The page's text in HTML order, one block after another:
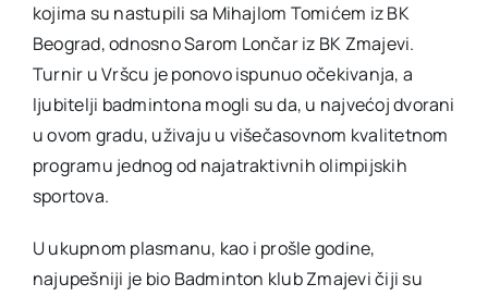
kojima su nastupili sa Mihajlom Tomićem iz BK
Beograd, odnosno Sarom Lončar iz BK Zmajevi.
Turnir u Vršcu je ponovo ispunuo očekivanja, a
ljubitelji badmintona mogli su da, u najvećoj dvorani
u ovom gradu, uživaju u višečasovnom kvalitetnom
programu jednog od najatraktivnih olimpijskih
sportova.
U ukupnom plasmanu, kao i prošle godine,
najupešniji je bio Badminton klub Zmajevi čiji su